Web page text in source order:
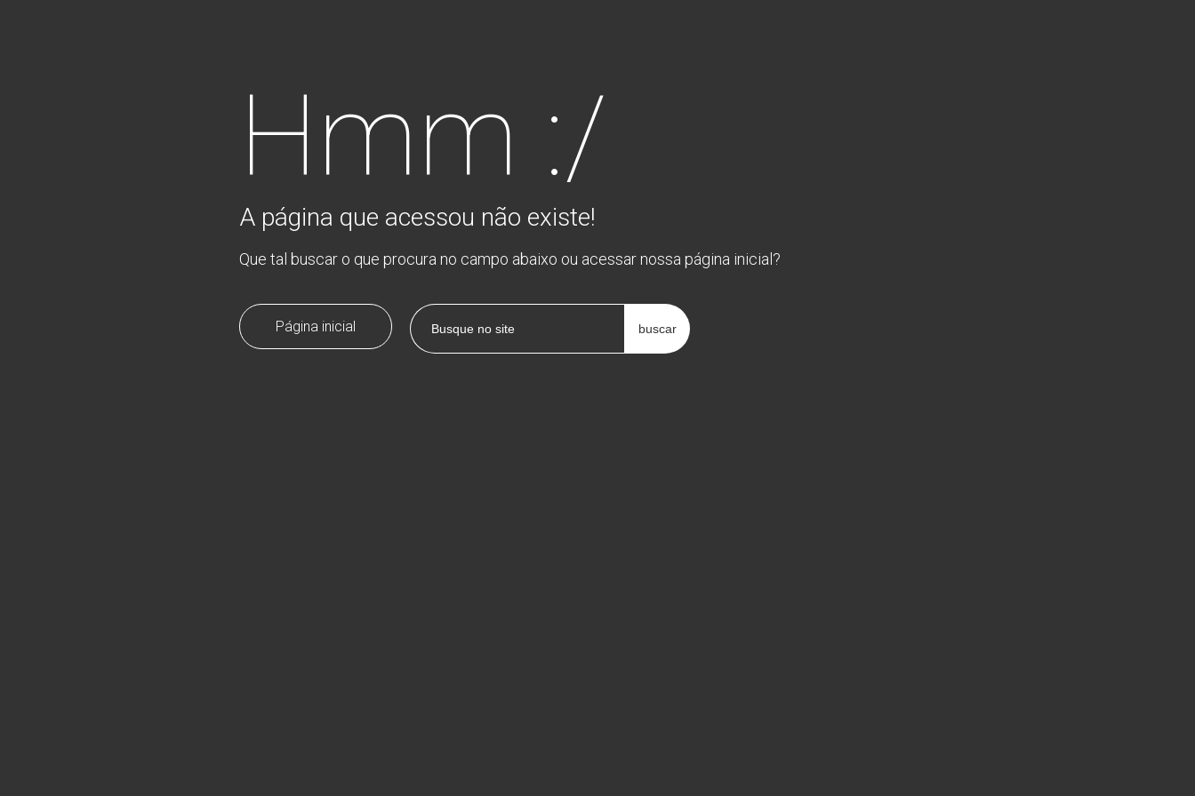
Hmm :/
A página que acessou não existe!
Que tal buscar o que procura no campo abaixo ou acessar nossa página inicial?
Página inicial